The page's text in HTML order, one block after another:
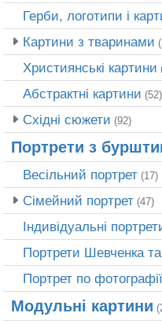
Герби, логотипи і
Картини з тваринами
Християнські картини
Абстрактні картини (52)
Східні сюжети (92)
Портрети з
Весільний портрет (17)
Сімейний портрет (47)
Індивідуальні
Портрети Шевченка
Портрет по фотографії
Модульні картини